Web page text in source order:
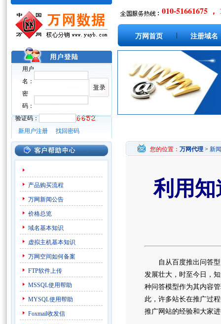
用户
名：
密
码：
验证码：
新用户注册
找回密码
010-51661675 ，
万网首页 注册域名
产品购买流程
万网新闻公告
价格总览
域名基本知识
虚拟主机基本知识
万网空间如何备案
FTP软件上传
MSSQL使用帮助
MYSQL使用帮助
Foxmail收发信
您的位置： 万网代理 > 新
利用
自从百度推出问答型
发展壮大，时至今日，
种问答模型作为其内容
此，许多站长在推广过
推广网站的经验和大家